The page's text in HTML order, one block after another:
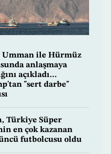
ile Hürmüz
anlaşmaya
açıkladı...
"sert darbe"
Türkiye Süper
en çok kazanan
futbolcusu oldu